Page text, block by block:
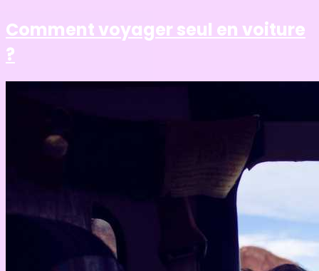
Comment voyager seul en voiture
?